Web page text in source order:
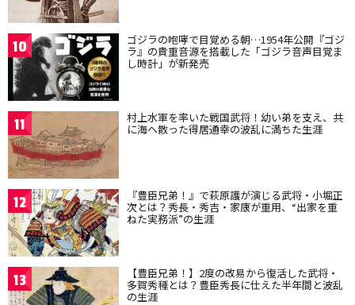
10 ゴジラの咆哮で目覚める朝…1954年公開『ゴジ
ラ』の貴重音源を搭載した「ゴジラ音声目覚ま
し時計」が新発売
11 村上水軍を率いた戦国武将！幼い弟を支え、共
に海へ散った得居通幸の波乱に満ちた生涯
12 『豊臣兄弟！』で萩原護が演じる武将・小堀正
次とは？秀長・秀吉・家康が重用、“出家を重
ねた実務派”の生涯
13 【豊臣兄弟！】2度の改易から復活した武将・
多賀秀種とは？豊臣秀長に仕えた半年間と波乱
の生涯